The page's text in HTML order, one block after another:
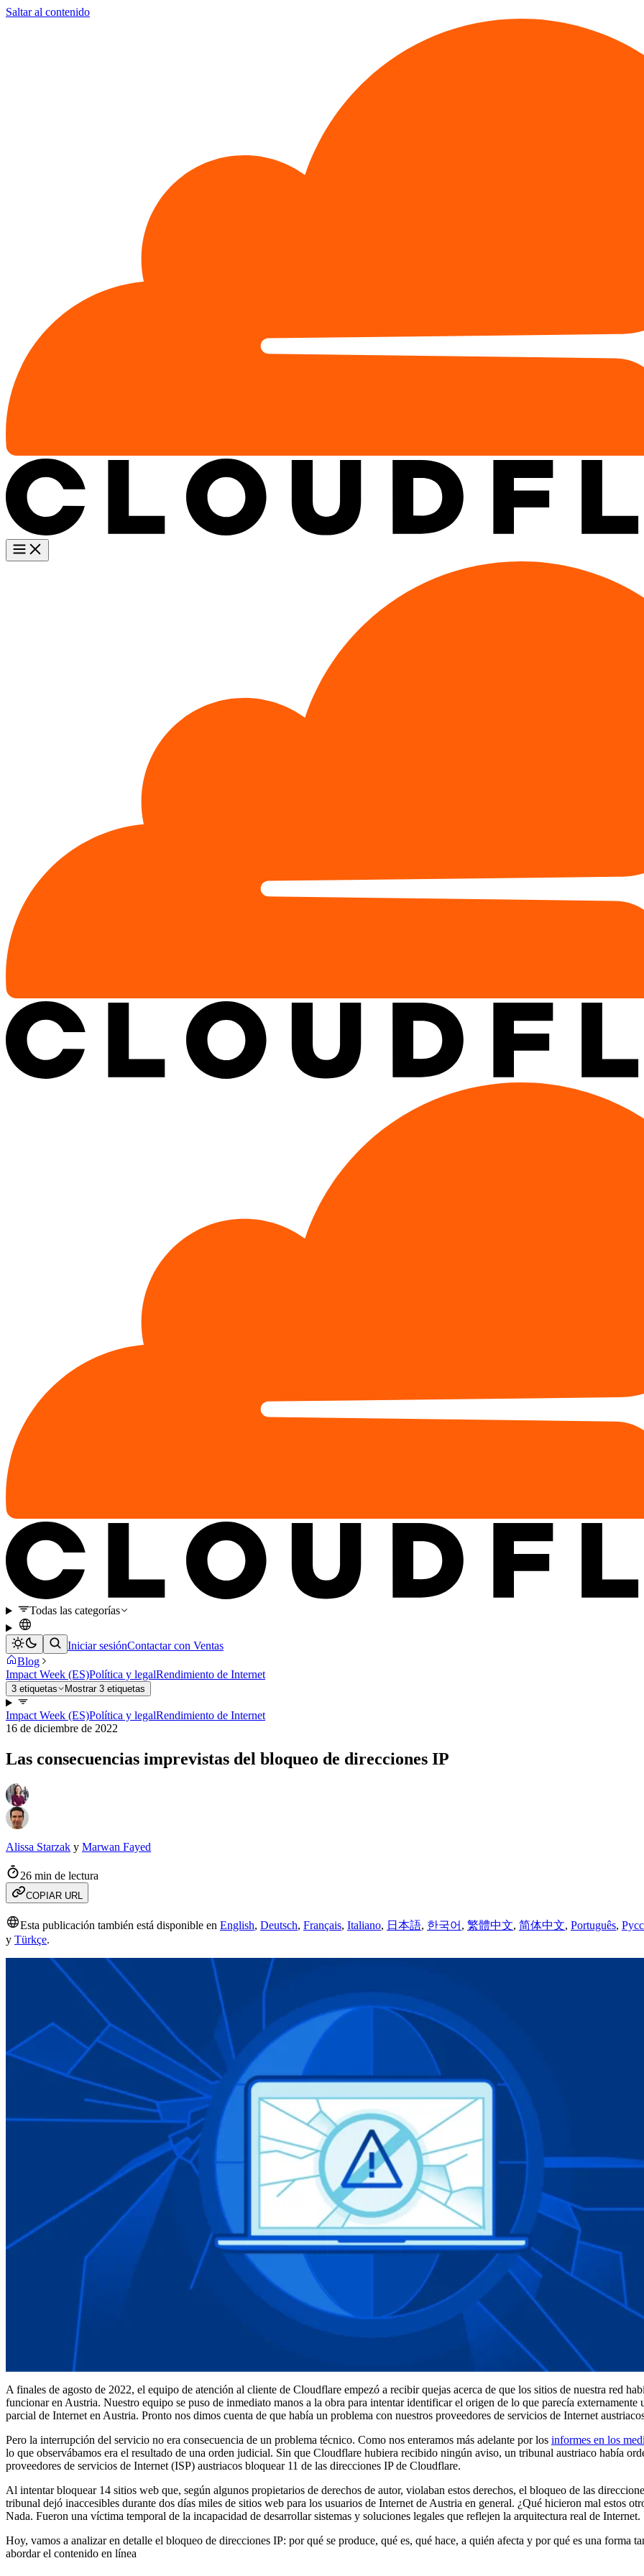
Saltar al contenido
Todas las categorías
Iniciar sesiónContactar con Ventas
Blog
Impact Week (ES)Política y legalRendimiento de Internet
3 etiquetas Mostrar 3 etiquetas
Impact Week (ES)Política y legalRendimiento de Internet
16 de diciembre de 2022
Las consecuencias imprevistas del bloqueo de direcciones IP
Alissa Starzak y Marwan Fayed
26 min de lectura
COPIAR URL
Esta publicación también está disponible en English, Deutsch, Français, Italiano, 日本語, 한국어 , 繁體中文, 简体中文, Português,
y Türkçe.
A finales de agosto de 2022, el equipo de atención al cliente de Cloudflare empezó a recibir quejas acerca de que los sitios de nuestra red
funcionar en Austria. Nuestro equipo se puso de inmediato manos a la obra para intentar identificar el origen de lo que parecía externamente
parcial de Internet en Austria. Pronto nos dimos cuenta de que había un problema con nuestros proveedores de servicios de Internet
Pero la interrupción del servicio no era consecuencia de un problema técnico. Como nos enteramos más adelante por los informes en los
lo que observábamos era el resultado de una orden judicial. Sin que Cloudflare hubiera recibido ningún aviso, un tribunal austriaco había
proveedores de servicios de Internet (ISP) austriacos bloquear 11 de las direcciones IP de Cloudflare.
Al intentar bloquear 14 sitios web que, según algunos propietarios de derechos de autor, violaban estos derechos, el bloqueo de las
tribunal dejó inaccesibles durante dos días miles de sitios web para los usuarios de Internet de Austria en general. ¿Qué hicieron mal estos
Nada. Fueron una víctima temporal de la incapacidad de desarrollar sistemas y soluciones legales que reflejen la arquitectura real de Internet.
Hoy, vamos a analizar en detalle el bloqueo de direcciones IP: por qué se produce, qué es, qué hace, a quién afecta y por qué es una forma
abordar el contenido en línea